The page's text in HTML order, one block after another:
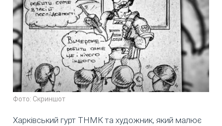
Фото: Скриншот
Харківський гурт ТНМК та художник, який малює